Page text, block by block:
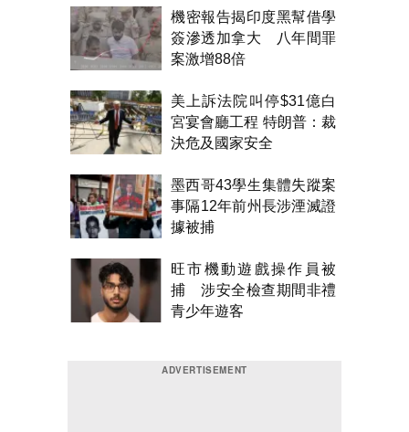
機密報告揭印度黑幫借學
簽滲透加拿大 八年間罪
案激增88倍
美上訴法院叫停$31億白
宮宴會廳工程 特朗普：裁
決危及國家安全
墨西哥43學生集體失蹤案
事隔12年前州長涉湮滅證
據被捕
旺市機動遊戲操作員被
捕 涉安全檢查期間非禮
青少年遊客